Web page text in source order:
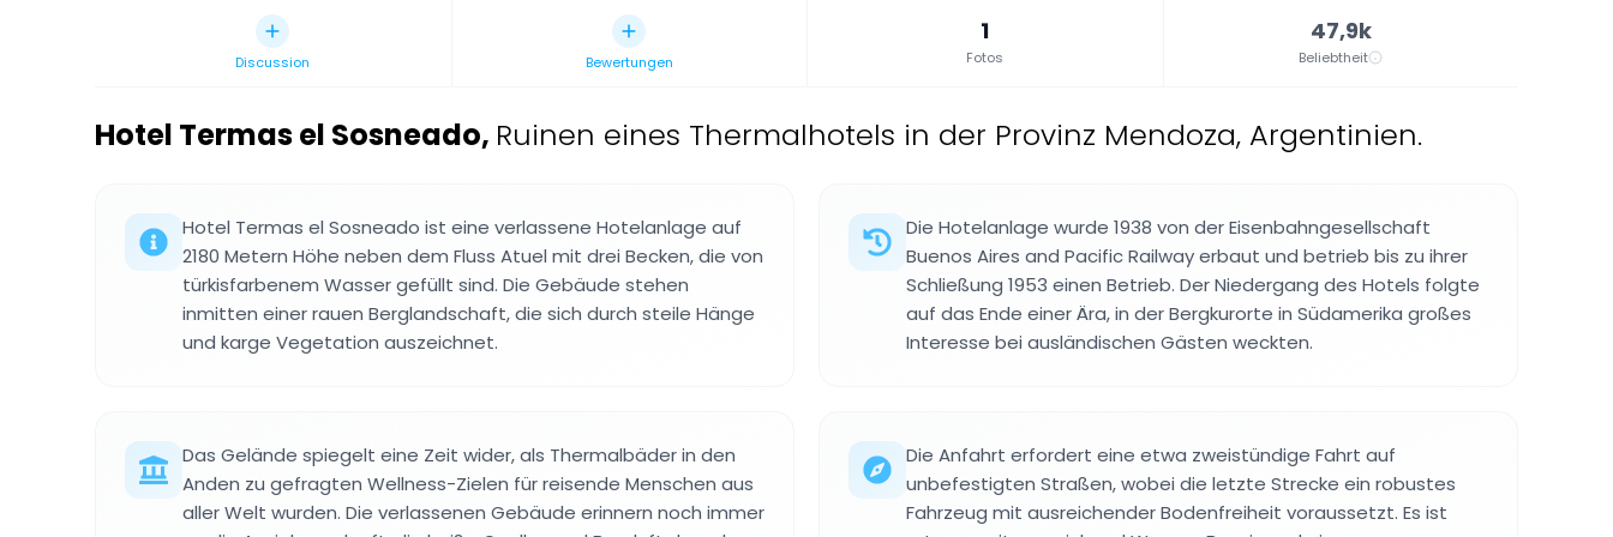
Discussion Bewertungen
1
Fotos
47,9k
Beliebtheit
Hotel Termas el Sosneado, Ruinen eines Thermalhotels in der Provinz Mendoza, Argentinien.
Hotel Termas el Sosneado ist eine verlassene Hotelanlage auf
2180 Metern Höhe neben dem Fluss Atuel mit drei Becken, die von
türkisfarbenem Wasser gefüllt sind. Die Gebäude stehen
inmitten einer rauen Berglandschaft, die sich durch steile Hänge
und karge Vegetation auszeichnet.
Die Hotelanlage wurde 1938 von der Eisenbahngesellschaft
Buenos Aires and Pacific Railway erbaut und betrieb bis zu ihrer
Schließung 1953 einen Betrieb. Der Niedergang des Hotels folgte
auf das Ende einer Ära, in der Bergkurorte in Südamerika großes
Interesse bei ausländischen Gästen weckten.
Das Gelände spiegelt eine Zeit wider, als Thermalbäder in den
Anden zu gefragten Wellness-Zielen für reisende Menschen aus
aller Welt wurden. Die verlassenen Gebäude erinnern noch immer
Die Anfahrt erfordert eine etwa zweistündige Fahrt auf
unbefestigten Straßen, wobei die letzte Strecke ein robustes
Fahrzeug mit ausreichender Bodenfreiheit voraussetzt. Es ist